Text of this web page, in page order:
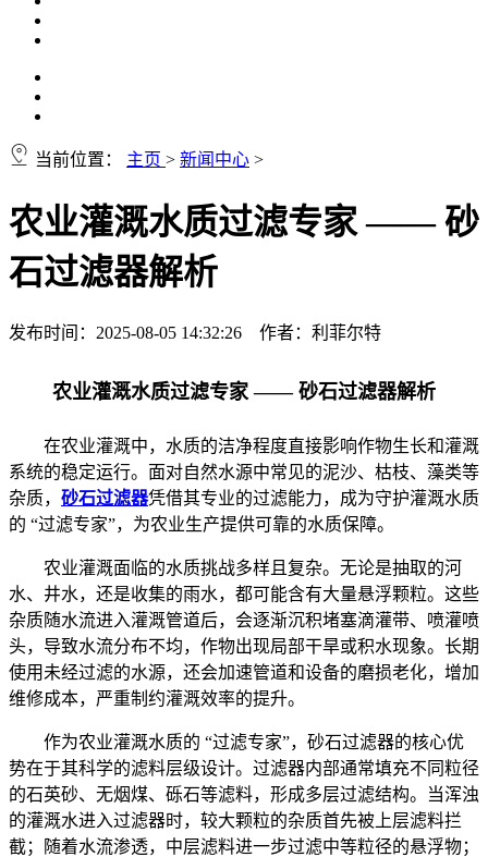
当前位置： 主页 > 新闻中心 >
农业灌溉水质过滤专家 —— 砂
石过滤器解析
发布时间：2025-08-05 14:32:26 作者：利菲尔特
农业灌溉水质过滤专家 —— 砂石过滤器解析
在农业灌溉中，水质的洁净程度直接影响作物生长和灌溉
系统的稳定运行。面对自然水源中常见的泥沙、枯枝、藻类等
杂质， 砂石过滤器凭借其专业的过滤能力，成为守护灌溉水质
的 “过滤专家”，为农业生产提供可靠的水质保障。
农业灌溉面临的水质挑战多样且复杂。无论是抽取的河
水、井水，还是收集的雨水，都可能含有大量悬浮颗粒。这些
杂质随水流进入灌溉管道后，会逐渐沉积堵塞滴灌带、喷灌喷
头，导致水流分布不均，作物出现局部干旱或积水现象。长期
使用未经过滤的水源，还会加速管道和设备的磨损老化，增加
维修成本，严重制约灌溉效率的提升。
作为农业灌溉水质的 “过滤专家”，砂石过滤器的核心优
势在于其科学的滤料层级设计。过滤器内部通常填充不同粒径
的石英砂、无烟煤、砾石等滤料，形成多层过滤结构。当浑浊
的灌溉水进入过滤器时，较大颗粒的杂质首先被上层滤料拦
截；随着水流渗透，中层滤料进一步过滤中等粒径的悬浮物；